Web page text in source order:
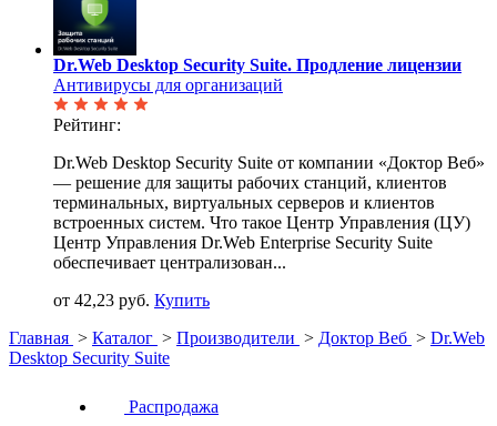
Dr.Web Desktop Security Suite. Продление лицензии
Антивирусы для организаций
Рейтинг:
Dr.Web Desktop Security Suite от компании «Доктор Веб»
— решение для защиты рабочих станций, клиентов
терминальных, виртуальных серверов и клиентов
встроенных систем. Что такое Центр Управления (ЦУ)
Центр Управления Dr.Web Enterprise Security Suite
обеспечивает централизован...
от 42,23 руб. Купить
Главная > Каталог > Производители > Доктор Веб > Dr.Web
Desktop Security Suite
Распродажа